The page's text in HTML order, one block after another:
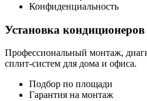
Конфиденциальность
Установка кондиционеров
Профессиональный монтаж,
сплит-систем для дома и офиса.
Подбор по площади
Гарантия на монтаж